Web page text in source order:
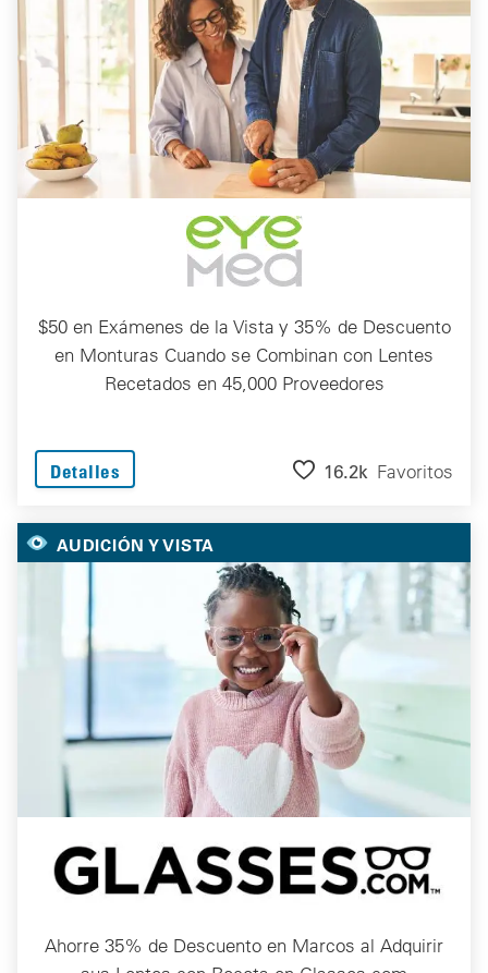
$50 en Exámenes de la Vista y 35% de Descuento
en Monturas Cuando se Combinan con Lentes
Recetados en 45,000 Proveedores
Detalles 16.2k Favoritos
AUDICIÓN Y VISTA
Ahorre 35% de Descuento en Marcos al Adquirir